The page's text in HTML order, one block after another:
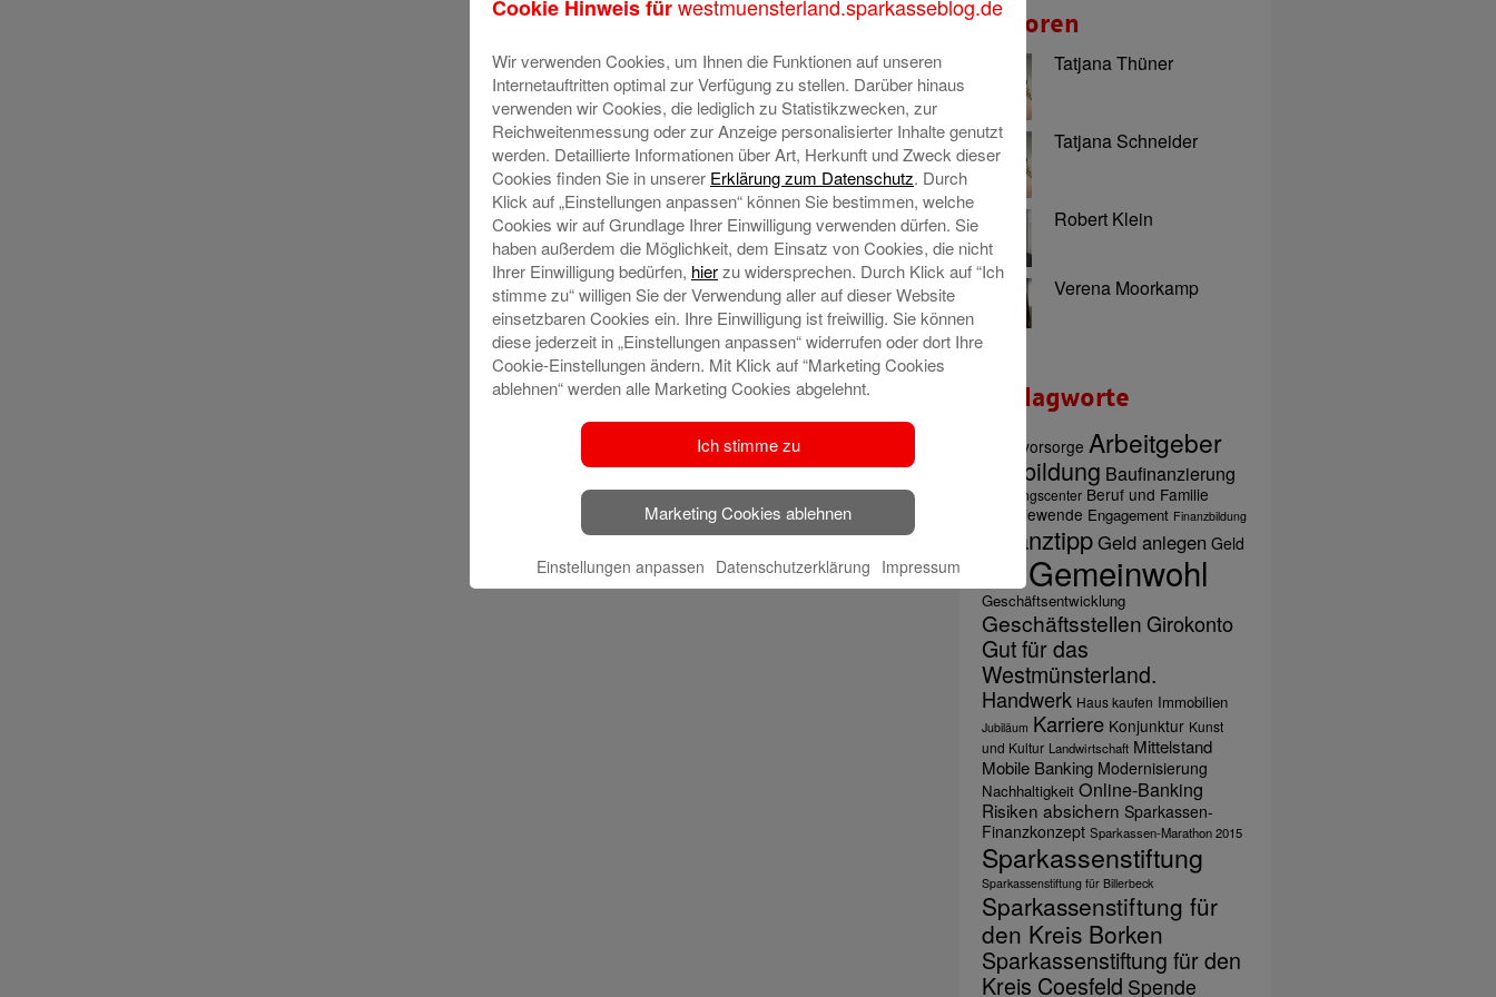
Autoren
Tatjana Thüner
Tatjana Schneider
Robert Klein
Verena Moorkamp
Schlagworte
Altersvorsorge Arbeitgeber
Ausbildung Baufinanzierung
Beratungscenter Beruf und Familie
Energiewende Engagement Finanzbildung
FinanztippGeld anlegen Geld
Gemeinwohl
Geschäftsentwicklung
Geschäftsstellen Girokonto
Gut für das
Westmünsterland.
Handwerk Haus kaufen Immobilien
Jubiläum Karriere Konjunktur Kunst
und Kultur Landwirtschaft Mittelstand
Mobile Banking Modernisierung
Nachhaltigkeit Online-Banking
Risiken absichern Sparkassen-
Finanzkonzept Sparkassen-Marathon 2015
Sparkassenstiftung
Sparkassenstiftung für Billerbeck
Sparkassenstiftung für
den Kreis Borken
Sparkassenstiftung für den
Kreis Coesfeld Spende
Cookie Hinweis fürwestmuensterland.sparkasseblog.de
Wir verwenden Cookies, um Ihnen die Funktionen auf unseren
Internetauftritten optimal zur Verfügung zu stellen. Darüber hinaus
verwenden wir Cookies, die lediglich zu Statistikzwecken, zur
Reichweitenmessung oder zur Anzeige personalisierter Inhalte genutzt
werden. Detaillierte Informationen über Art, Herkunft und Zweck dieser
Cookies finden Sie in unserer Erklärung zum Datenschutz. Durch
Klick auf „Einstellungen anpassen“ können Sie bestimmen, welche
Cookies wir auf Grundlage Ihrer Einwilligung verwenden dürfen. Sie
haben außerdem die Möglichkeit, dem Einsatz von Cookies, die nicht
Ihrer Einwilligung bedürfen, hierzu widersprechen. Durch Klick auf “Ich
stimme zu“ willigen Sie der Verwendung aller auf dieser Website
einsetzbaren Cookies ein. Ihre Einwilligung ist freiwillig. Sie können
diese jederzeit in „Einstellungen anpassen“ widerrufen oder dort Ihre
Cookie-Einstellungen ändern. Mit Klick auf “Marketing Cookies
ablehnen“ werden alle Marketing Cookies abgelehnt.
Ich stimme zu
Marketing Cookies ablehnen
Einstellungen anpassen Datenschutzerklärung Impressum